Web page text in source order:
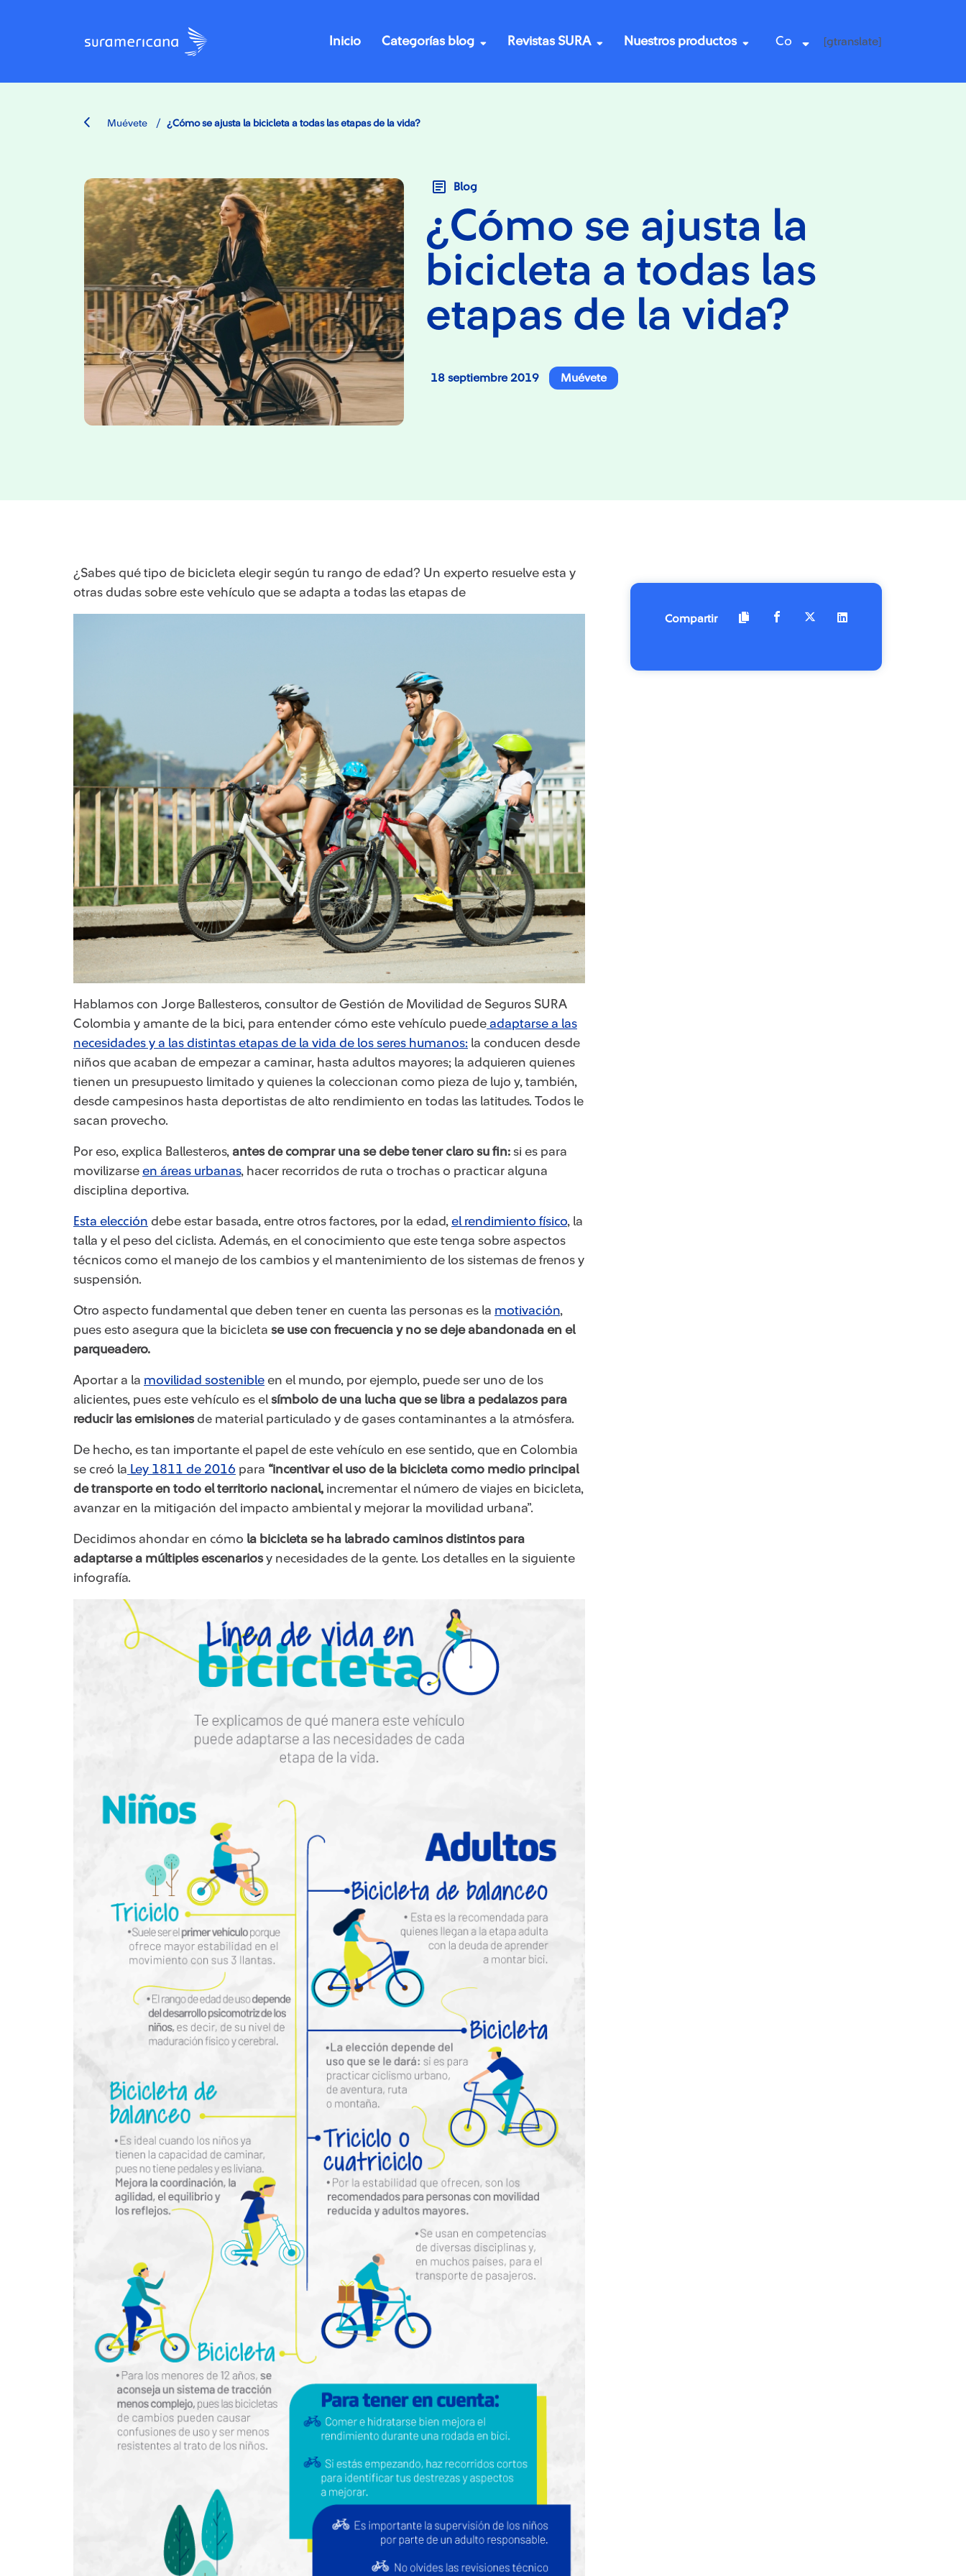
Inicio Categorías blog Revistas SURA Nuestros productos Co [gtranslate]
Muévete / ¿Cómo se ajusta la bicicleta a todas las etapas de la vida?
Blog
¿Cómo se ajusta la
bicicleta a todas las
etapas de la vida?
18 septiembre 2019 Muévete
¿Sabes qué tipo de bicicleta elegir según tu rango de edad? Un experto resuelve esta y
otras dudas sobre este vehículo que se adapta a todas las etapas de
Hablamos con Jorge Ballesteros, consultor de Gestión de Movilidad de Seguros SURA
Colombia y amante de la bici, para entender cómo este vehículo puede adaptarse a las
necesidades y a las distintas etapas de la vida de los seres humanos​: la conducen desde
niños que acaban de empezar a caminar, hasta adultos mayores; la adquieren quienes
tienen un presupuesto limitado y quienes la coleccionan como pieza de lujo y, también,
desde campesinos hasta deportistas de alto rendimiento en todas las latitudes. Todos le
sacan provecho.
Por eso, explica Ballesteros, antes de comprar una se debe tener claro su fin: si es para
movilizarse en áreas urbanas, hacer recorridos de ruta o trochas o practicar alguna
disciplina deportiva.
Esta elección debe estar basada, entre otros factores, por la edad, el rendimiento físico​, la
talla y el peso del ciclista. Además, en el conocimiento que este tenga sob​re aspectos
técnicos como el manejo de los cambios y el mantenimiento de los sistemas de frenos y
suspensión.
Otro aspecto fundamental que deben tener en cuenta las personas es la motivación​,
pues esto asegura que la bicicleta se use con frecuencia y no se deje abandonada en el
parqueadero.
Aportar a la movilidad sostenible​ en el mundo, por ejemplo, puede ser uno de los
alicientes, pues este vehículo es el símbolo de una lucha que se libra a pedalazos para​​
reducir las emisionesde material particulado y de gases contaminantes a la atmósfera.
​​De hecho, es tan importante el papel de este vehículo en ese sentido, qu​e en Colombia
se creó la Ley 1811 de 2016 ​para “incentivar el uso de la bicicleta como medio principal
de transporte en todo el territorio nacional, incrementar el número de viajes en bicicleta,
avanzar en la mitigación del impacto ambiental y mejorar la movilidad urbana”.
Decidimos ahondar en cómo la bicicleta se ha labrado caminos distintos para
adaptarse a múltiples escenariosy necesidades de la gente. Los detalles en la siguiente
infografía.
Compartir